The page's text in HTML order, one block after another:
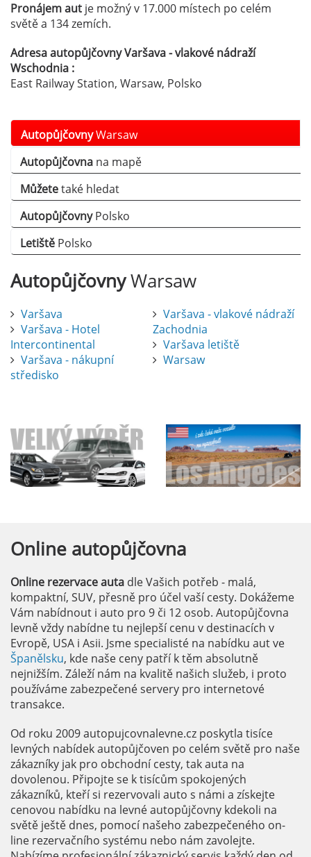
Pronájem aut je možný v 17.000 místech po celém
světě a 134 zemích.
Adresa autopůjčovny Varšava - vlakové nádraží
Wschodnia :
East Railway Station, Warsaw, Polsko
AutopůjčovnyWarsaw
Autopůjčovna na mapě
Můžetetaké hledat
AutopůjčovnyPolsko
Letiště Polsko
AutopůjčovnyWarsaw
Varšava
Varšava - Hotel
Intercontinental
Varšava - nákupní
středisko
Varšava - vlakové nádraží
Zachodnia
Varšava letiště
Warsaw
Online autopůjčovna
Online rezervace auta dle Vašich potřeb - malá,
kompaktní, SUV, přesně pro účel vaší cesty. Dokážeme
Vám nabídnout i auto pro 9 či 12 osob. Autopůjčovna
levně vždy nabídne tu nejlepší cenu v destinacích v
Evropě, USA i Asii. Jsme specialisté na nabídku aut ve
Španělsku, kde naše ceny patří k těm absolutně
nejnižším. Záleží nám na kvalitě našich služeb, i proto
používáme zabezpečené servery pro internetové
transakce.
Od roku 2009 autopujcovnalevne.cz poskytla tisíce
levných nabídek autopůjčoven po celém světě pro naše
zákazníky jak pro obchodní cesty, tak auta na
dovolenou. Připojte se k tisícům spokojených
zákazníků, kteří si rezervovali auto s námi a získejte
cenovou nabídku na levné autopůjčovny kdekoli na
světě ještě dnes, pomocí našeho zabezpečeného on-
line rezervačního systému nebo nám zavolejte.